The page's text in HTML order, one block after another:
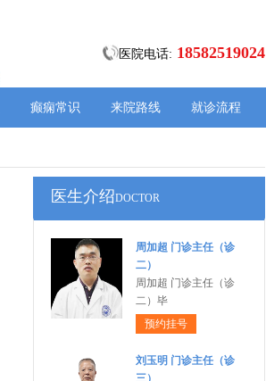
医院电话: 18582519024
癫痫常识 来院路线 就诊流程
医生介绍DOCTOR
周加超 门诊主任（诊
二）
周加超 门诊主任（诊
二）毕
预约挂号
刘玉明 门诊主任（诊
三）